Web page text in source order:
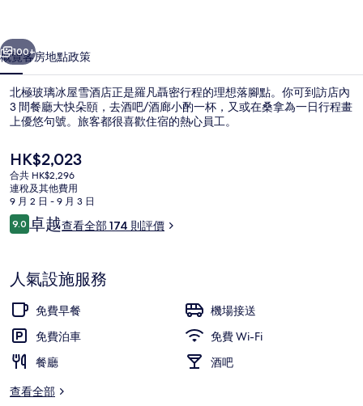
酒
店
相
片
集
個 下一個
100+
概覽客房地點政策
北極玻璃冰屋雪酒店正是羅凡聶密行程的理想落腳點。你可到訪店內
3 間餐廳大快朵頤，去酒吧/酒廊小酌一杯，又或在桑拿為一日行程畫
上優悠句號。旅客都很喜歡住宿的熱心員工。
現
價
HK$2,023
HK$2,023
合共 HK$2,296
連稅及其他費用
9 月 2 日 - 9 月 3 日
評
價
9.09.0 分，滿分 10 分，
卓越查看全部 174 則評價
人氣設施服務
免費早餐
機場接送
免費泊車
免費 Wi-Fi
餐廳
酒吧
查看全部